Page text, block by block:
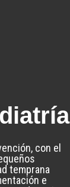
con el
temprana
e